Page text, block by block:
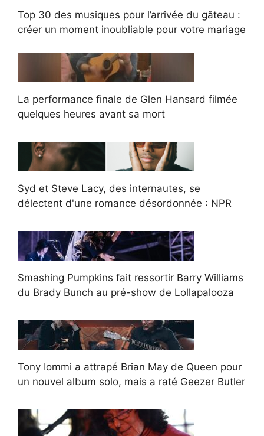
Top 30 des musiques pour l’arrivée du gâteau :
créer un moment inoubliable pour votre mariage
La performance finale de Glen Hansard filmée
quelques heures avant sa mort
Syd et Steve Lacy, des internautes, se
délectent d'une romance désordonnée : NPR
Smashing Pumpkins fait ressortir Barry Williams
du Brady Bunch au pré-show de Lollapalooza
Tony Iommi a attrapé Brian May de Queen pour
un nouvel album solo, mais a raté Geezer Butler